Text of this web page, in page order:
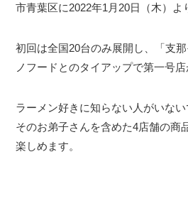
市青葉区に2022年1月20日（木）よ
初回は全国20台のみ展開し、「支
ノフードとのタイアップで第一号店
ラーメン好きに知らない人がいない
そのお弟子さんを含めた4店舗の商
楽しめます。